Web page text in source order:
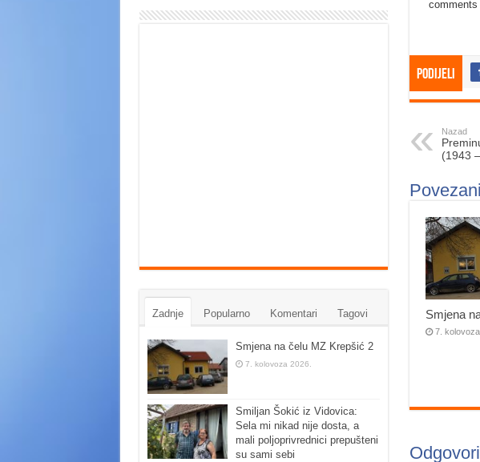
comments
Podijeli
Nazad
(1943
Smjena
7. kolovoza
Odgovori
Zadnje Popularno Komentari Tagovi
Smjena na čelu MZ Krepšić 2
7. kolovoza 2026.
Smiljan Šokić iz Vidovica:
Sela mi nikad nije dosta, a
mali poljoprivrednici prepušteni
su sami sebi